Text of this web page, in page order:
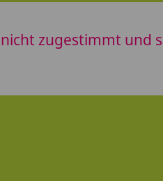
zugestimmt und